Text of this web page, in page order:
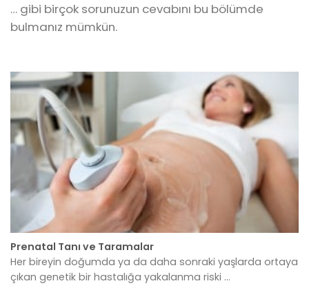
… gibi birçok sorunuzun cevabını bu bölümde
bulmanız mümkün.
Prenatal Tanı ve Taramalar
Her bireyin doğumda ya da daha sonraki yaşlarda ortaya
çıkan genetik bir hastalığa yakalanma riski ...